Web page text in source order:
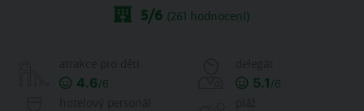
5/6 (261 hodnocení)
4.6/6 5.1 /6